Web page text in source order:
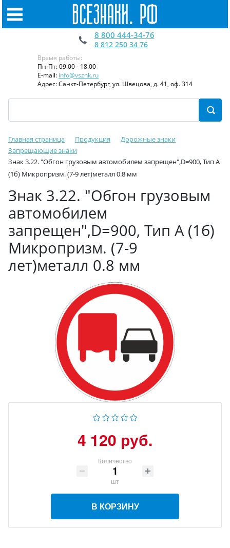
8 800 444-34-76
8 812 250 34 76
Время работы:
Пн-Пт: 09.00 - 18.00
E-mail: info@vsznk.ru
Адрес: Санкт-Петербург, ул. Швецова, д. 41, оф. 314
Главная страница Продукция
Дорожные знаки
Запрещающие знаки
Знак 3.22. "Обгон грузовым автомобилем запрещен",D=900, Тип А
(1б) Микропризм. (7-9 лет)металл 0.8 мм
Знак 3.22. "Обгон грузовым
автомобилем
запрещен",D=900, Тип А (1б)
Микропризм. (7-9
лет)металл 0.8 мм
4 120 руб.
Количество
шт
В КОРЗИНУ